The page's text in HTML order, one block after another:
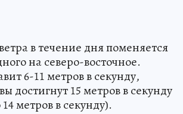
в течение дня поменяется
на северо-восточное.
6-11 метров в секунду,
достигнут 15 метров в секунду
метров в секунду).